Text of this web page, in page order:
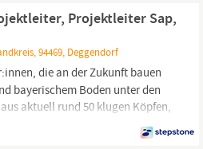
Projektleiter Sap,
94469, Deggendorf
die an der Zukunft bauen
bayerischem Boden unter den
aktuell rund 50 klugen Köpfen,
Tiefe und Innvotiansgeist daran
zu transformieren. Unser